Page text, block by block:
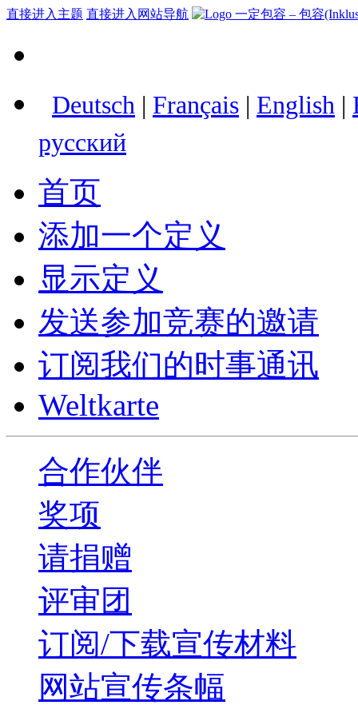
直接进入主题 直接进入网站导航
Deutsch | Français | English |
русский
首页
添加一个定义
显示定义
发送参加竞赛的邀请
订阅我们的时事通讯
Weltkarte
合作伙伴
奖项
请捐赠
评审团
订阅/下载宣传材料
网站宣传条幅